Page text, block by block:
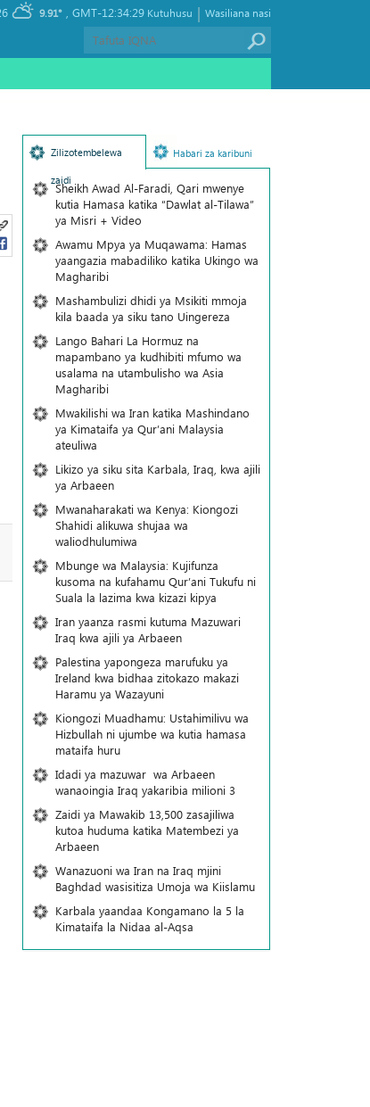
GMT-12:34:29
9.91° Wasiliana nasi
|
Kutuhusu
Zilizotembelewa
zaidi
Habari za karibuni
Sheikh Awad Al-Faradi, Qari mwenye
kutia Hamasa katika “Dawlat al-Tilawa”
ya Misri + Video
Awamu Mpya ya Muqawama: Hamas
yaangazia mabadiliko katika Ukingo wa
Magharibi
Mashambulizi dhidi ya Msikiti mmoja
kila baada ya siku tano Uingereza
Lango Bahari La Hormuz na
mapambano ya kudhibiti mfumo wa
usalama na utambulisho wa Asia
Magharibi
Mwakilishi wa Iran katika Mashindano
ya Kimataifa ya Qur’ani Malaysia
ateuliwa
Likizo ya siku sita Karbala, Iraq, kwa ajili
ya Arbaeen
Mwanaharakati wa Kenya: Kiongozi
Shahidi alikuwa shujaa wa
waliodhulumiwa
Mbunge wa Malaysia: Kujifunza
kusoma na kufahamu Qur’ani Tukufu ni
Suala la lazima kwa kizazi kipya
Iran yaanza rasmi kutuma Mazuwari
Iraq kwa ajili ya Arbaeen
Palestina yapongeza marufuku ya
Ireland kwa bidhaa zitokazo makazi
Haramu ya Wazayuni
Kiongozi Muadhamu: Ustahimilivu wa
Hizbullah ni ujumbe wa kutia hamasa
mataifa huru
Idadi ya mazuwar wa Arbaeen
wanaoingia Iraq yakaribia milioni 3
Zaidi ya Mawakib 13,500 zasajiliwa
kutoa huduma katika Matembezi ya
Arbaeen
Wanazuoni wa Iran na Iraq mjini
Baghdad wasisitiza Umoja wa Kiislamu
Karbala yaandaa Kongamano la 5 la
Kimataifa la Nidaa al-Aqsa